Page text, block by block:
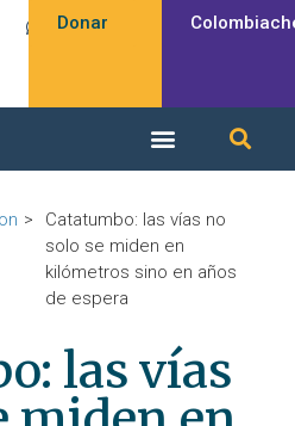
Donar
Catatumbo: las vías no
solo se miden en
kilómetros sino en años
de espera
las vías